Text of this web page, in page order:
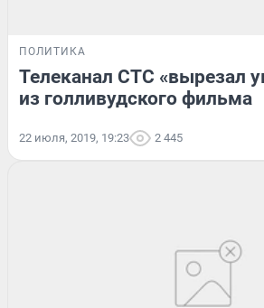
ПОЛИТИКА
Телеканал СТС «вырезал
из голливудского фильма
22 июля, 2019, 19:23 2 445